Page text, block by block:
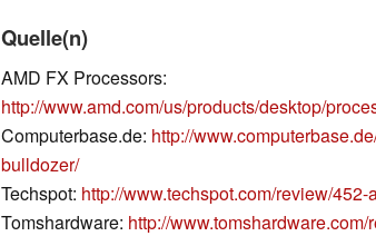
Quelle(n)
AMD FX Processors:
http://www.amd.com/us/products/desktop/
Computerbase.de: http://
bulldozer/
Techspot: http://www.techspot.com/review/
Tomshardware: http://